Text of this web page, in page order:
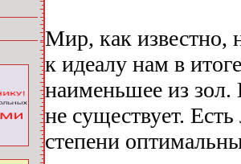
Мир, как известно,
к идеалу нам в
наименьшее из
не существует.
степени